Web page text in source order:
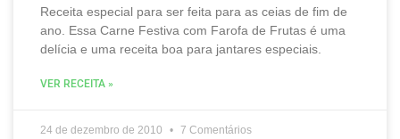
Receita especial para ser feita para as ceias de fim de
ano. Essa Carne Festiva com Farofa de Frutas é uma
delícia e uma receita boa para jantares especiais.
VER RECEITA »
24 de dezembro de 2010 7 Comentários